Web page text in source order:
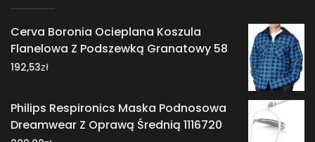
Cerva Boronia Ocieplana Koszula
Flanelowa Z Podszewką Granatowy 58
192,53zł
Philips Respironics Maska Podnosowa
Dreamwear Z Oprawą Średnią 1116720